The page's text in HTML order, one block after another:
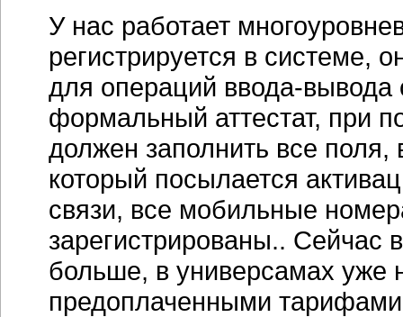
У нас работает
регистрируется в системе,
для операций ввода-
формальный аттестат, при
должен заполнить все
который посылается
связи, все мобильные
зарегистрированы.. Сейчас
больше, в универсамах уже
предоплаченными